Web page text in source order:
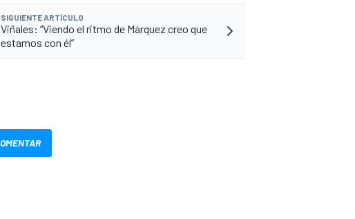
SIGUIENTE ARTÍCULO
Viñales: “Viendo el ritmo de Márquez creo que
estamos con él”